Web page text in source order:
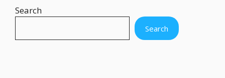
Search
Search